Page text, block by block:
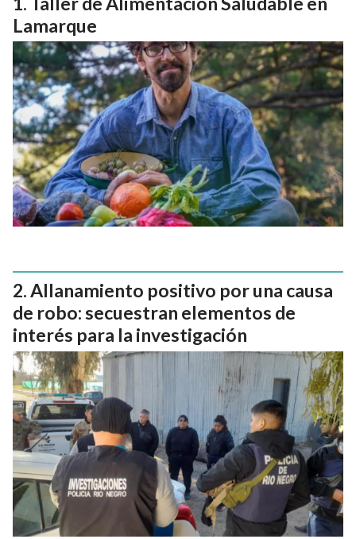
Lamarque
Allanamiento positivo por una causa
de robo: secuestran elementos de
interés para la investigación